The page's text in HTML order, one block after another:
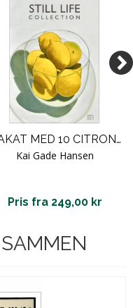
PLAKAT MED 10 CITRONER
Kai Gade Hansen
Pris fra 249,00 kr